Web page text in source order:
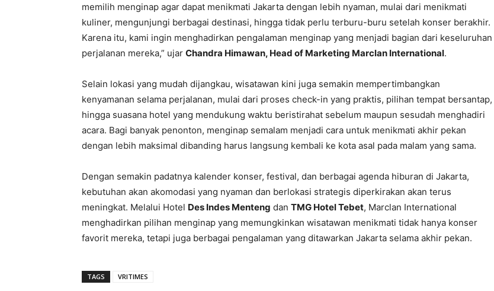
memilih menginap agar dapat menikmati Jakarta dengan lebih nyaman, mulai dari menikmati
kuliner, mengunjungi berbagai destinasi, hingga tidak perlu terburu-buru setelah konser berakhir.
Karena itu, kami ingin menghadirkan pengalaman menginap yang menjadi bagian dari keseluruhan
perjalanan mereka,” ujar Chandra Himawan, Head of Marketing Marclan International.
Selain lokasi yang mudah dijangkau, wisatawan kini juga semakin mempertimbangkan
kenyamanan selama perjalanan, mulai dari proses check-in yang praktis, pilihan tempat bersantap,
hingga suasana hotel yang mendukung waktu beristirahat sebelum maupun sesudah menghadiri
acara. Bagi banyak penonton, menginap semalam menjadi cara untuk menikmati akhir pekan
dengan lebih maksimal dibanding harus langsung kembali ke kota asal pada malam yang sama.
Dengan semakin padatnya kalender konser, festival, dan berbagai agenda hiburan di Jakarta,
kebutuhan akan akomodasi yang nyaman dan berlokasi strategis diperkirakan akan terus
meningkat. Melalui Hotel Des Indes Menteng dan TMG Hotel Tebet, Marclan International
menghadirkan pilihan menginap yang memungkinkan wisatawan menikmati tidak hanya konser
favorit mereka, tetapi juga berbagai pengalaman yang ditawarkan Jakarta selama akhir pekan.
TAGS VRITIMES